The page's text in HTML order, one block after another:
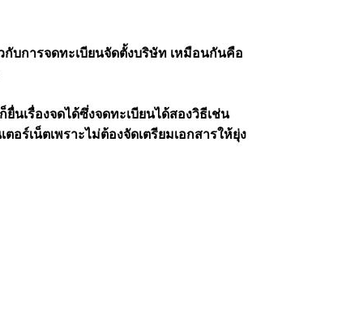
กับการจดทะเบียนจัดตั้งบริษัท เหมือนกันคือ
นเรื่องจดได้ซึ่งจดทะเบียนได้สองวิธีเช่น
ร์เน็ตเพราะไม่ต้องจัดเตรียมเอกสารให้ยุ่ง